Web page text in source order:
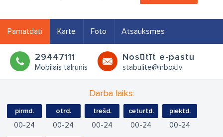
Pamatdati Karte Foto Atsauksmes
29447111
Mobilais tālrunis
Nosūtīt e-pastu
stabulite@inbox.lv
Darba laiks:
pirmd.
00 24
otrd.
00 24
trešd.
00 24
ceturtd.
00 24
piektd.
00 24